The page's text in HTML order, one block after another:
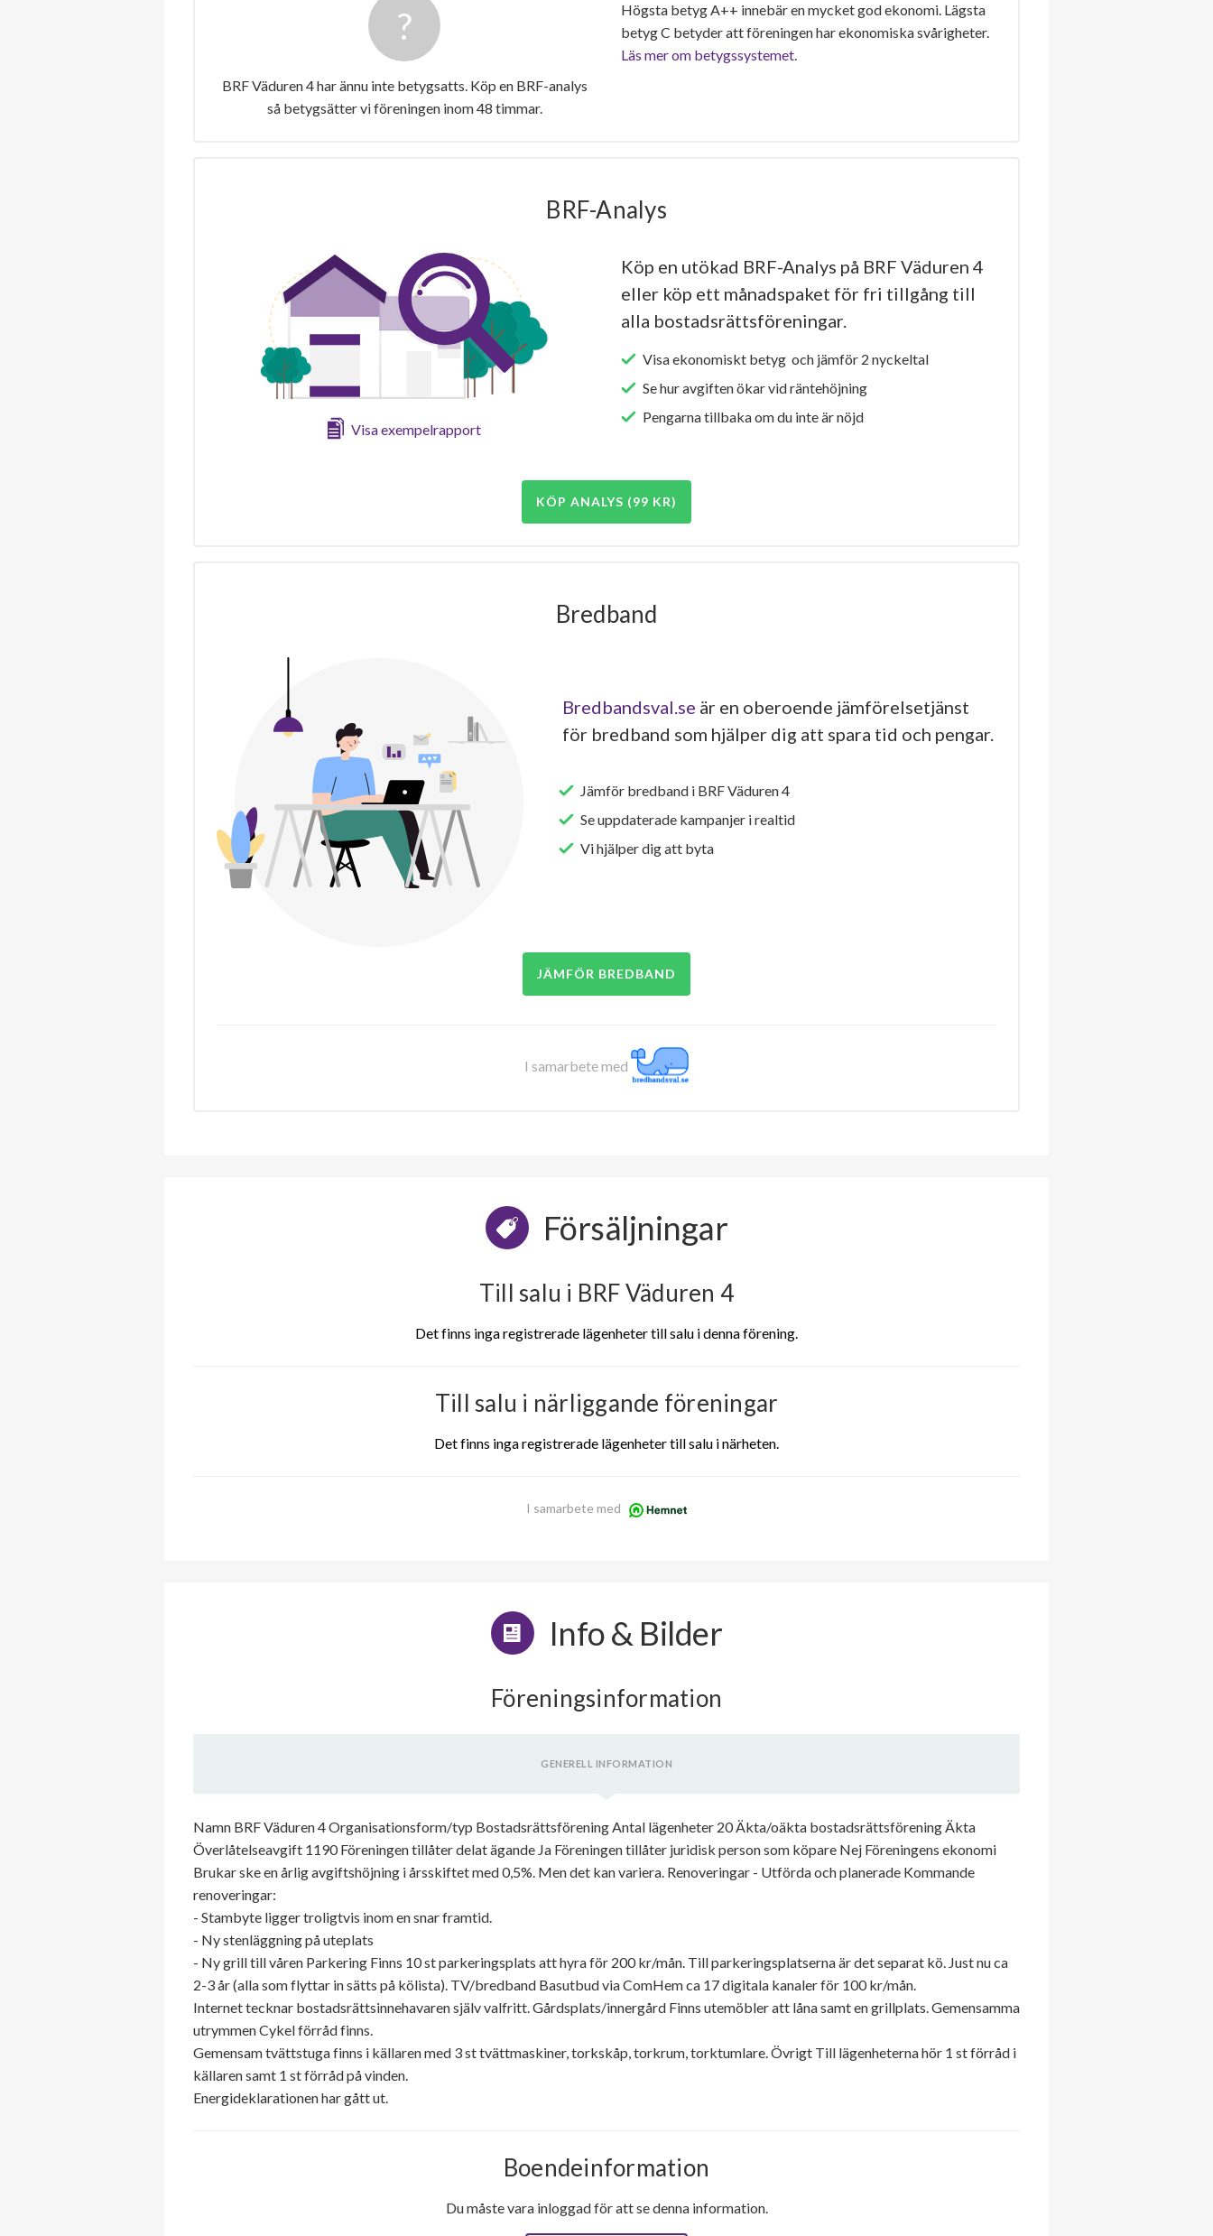
BRF Väduren 4 har ännu inte betygsatts. Köp en BRF-analys
så betygsätter vi föreningen inom 48 timmar.
Högsta betyg A++ innebär en mycket god ekonomi. Lägsta
betyg C betyder att föreningen har ekonomiska svårigheter.
Läs mer om betygssystemet.
BRF-Analys
Visa exempelrapport
Köp en utökad BRF-Analys på BRF Väduren 4
eller köp ett månadspaket för fri tillgång till
alla bostadsrättsföreningar.
Visa ekonomiskt betyg och jämför 2 nyckeltal
Se hur avgiften ökar vid räntehöjning
Pengarna tillbaka om du inte är nöjd
KÖP ANALYS (99 KR)
Bredband
Bredbandsval.se är en oberoende jämförelsetjänst
för bredband som hjälper dig att spara tid och pengar.
Jämför bredband i BRF Väduren 4
Se uppdaterade kampanjer i realtid
Vi hjälper dig att byta
JÄMFÖR BREDBAND
I samarbete med
Försäljningar
Till salu i BRF Väduren 4
Det finns inga registrerade lägenheter till salu i denna förening.
Till salu i närliggande föreningar
Det finns inga registrerade lägenheter till salu i närheten.
I samarbete med
Info & Bilder
Föreningsinformation
GENERELL INFORMATION
Namn BRF Väduren 4 Organisationsform/typ Bostadsrättsförening Antal lägenheter 20 Äkta/oäkta bostadsrättsförening Äkta
Överlåtelseavgift 1190 Föreningen tillåter delat ägande Ja Föreningen tillåter juridisk person som köpare Nej Föreningens ekonomi
Brukar ske en årlig avgiftshöjning i årsskiftet med 0,5%. Men det kan variera. Renoveringar - Utförda och planerade Kommande
renoveringar:
- Stambyte ligger troligtvis inom en snar framtid.
- Ny stenläggning på uteplats
- Ny grill till våren Parkering Finns 10 st parkeringsplats att hyra för 200 kr/mån. Till parkeringsplatserna är det separat kö. Just nu ca
2-3 år (alla som flyttar in sätts på kölista). TV/bredband Basutbud via ComHem ca 17 digitala kanaler för 100 kr/mån.
Internet tecknar bostadsrättsinnehavaren själv valfritt. Gårdsplats/innergård Finns utemöbler att låna samt en grillplats. Gemensamma
utrymmen Cykel förråd finns.
Gemensam tvättstuga finns i källaren med 3 st tvättmaskiner, torkskåp, torkrum, torktumlare. Övrigt Till lägenheterna hör 1 st förråd i
källaren samt 1 st förråd på vinden.
Energideklarationen har gått ut.
Boendeinformation
Du måste vara inloggad för att se denna information.